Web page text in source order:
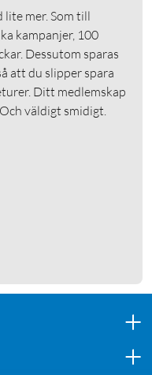
lite mer. Som till
kampanjer, 100
Dessutom sparas
att du slipper spara
Ditt medlemskap
väldigt smidigt.